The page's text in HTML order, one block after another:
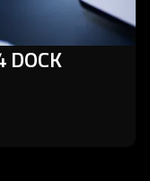
DOCK